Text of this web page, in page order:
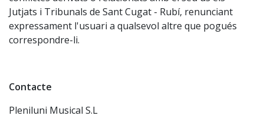
Jutjats i Tribunals de Sant Cugat - Rubí, renunciant
expressament l'usuari a qualsevol altre que pogués
correspondre-li.
Contacte
Pleniluni Musical S.L